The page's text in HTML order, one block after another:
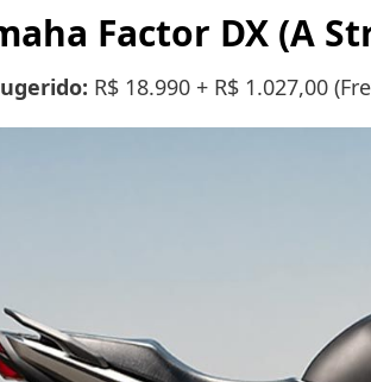
Factor DX (A
R$ 18.990 + R$ 1.027,00